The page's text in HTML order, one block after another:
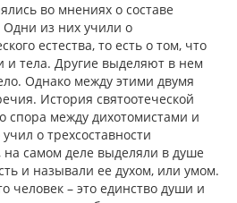
во мнениях о составе
из них учили о
естества, то есть о том, что
и тела. Другие выделяют в нем
Однако между этими двумя
История святоотеческой
спора между дихотомистами и
о трехсоставности
на самом деле выделяли в душе
и называли ее духом, или умом.
человек – это единство души и